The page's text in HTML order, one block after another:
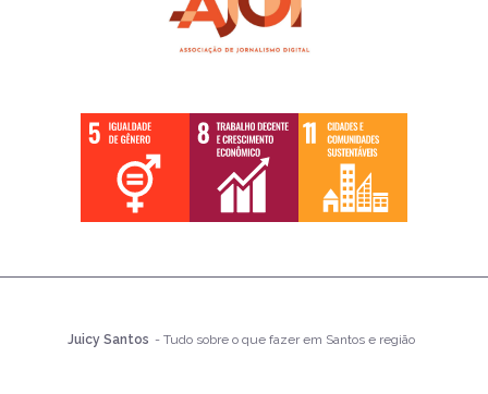
Juicy Santos - Tudo sobre o que fazer em Santos e região